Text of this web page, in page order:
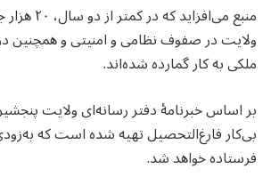
منبع
ولایت در صفوف نظامی و امنیتی و همچنین
ملکی به کار گمارده شده‌اند.
بر اساس خبرنامۀ دفتر رسانه‌ای ولایت
بی‌کار فارغ‌التحصیل تهیه شده است که
فرستاده خواهد شد.